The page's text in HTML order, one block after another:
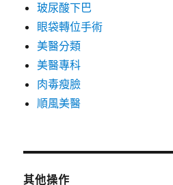
玻尿酸下巴
眼袋轉位手術
美醫分類
美醫專科
肉毒瘦臉
順風美醫
其他操作